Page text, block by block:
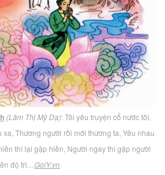
(Lâm Thị Mỹ Dạ): Tôi yêu truyện cổ nước tôi,
Thương người rồi mới thương ta, Yêu nhau
thì lại gặp hiền, Người ngay thì gặp người
độ trì… GoiY.vn